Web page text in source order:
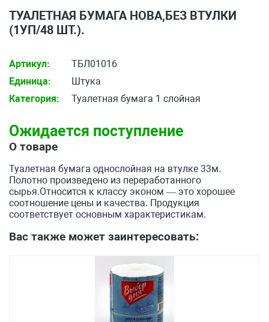
ТУАЛЕТНАЯ БУМАГА НОВА,БЕЗ ВТУЛКИ
(1УП/48 ШТ.).
Артикул:
ТБЛ01016
Единица:
Штука
Категория:
Туалетная бумага 1 слойная
Ожидается поступление
О товаре
Туалетная бумага однослойная на втулке 33м.
Полотно произведено из переработанного
сырья.Относится к классу эконом — это хорошее
соотношение цены и качества. Продукция
соответствует основным характеристикам.
Вас также может заинтересовать: